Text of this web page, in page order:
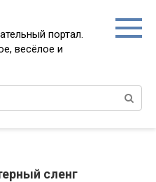
портал.
весёлое и
сленг